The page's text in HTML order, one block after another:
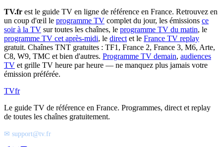
TV.fr est le guide TV en ligne de référence en France. Retrouvez en
un coup d'œil le programme TV complet du jour, les émissions ce
soir à la TV sur toutes les chaînes, le programme TV du matin, le
programme TV cet après-midi, le direct et le France TV replay
gratuit. Chaînes TNT gratuites : TF1, France 2, France 3, M6, Arte,
C8, W9, TMC et bien d'autres. Programme TV demain, audiences
TV et grille TV heure par heure — ne manquez plus jamais votre
émission préférée.
TVfr
Le guide TV de référence en France. Programmes, direct et replay
de toutes les chaînes gratuitement.
✉ support@tv.fr